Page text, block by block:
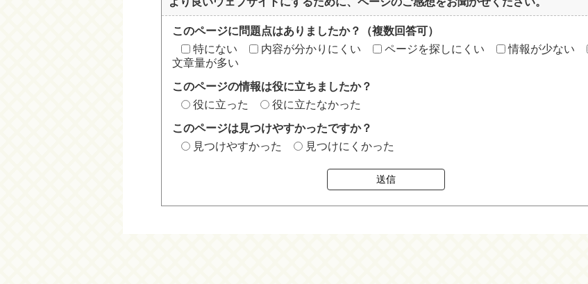
このページに問題点はありましたか？（複数回答可）
特にない
内容が分かりにくい ページを探しにくい
情報が少ない
文章量が多い
このページの情報は役に立ちましたか？
役に立った
役に立たなかった
このページは見つけやすかったですか？
見つけやすかった
見つけにくかった
送信